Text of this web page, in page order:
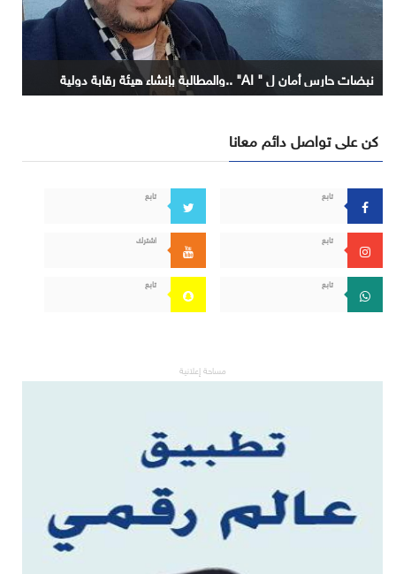
نبضات حارس أمان ل " AI" ..والمطالبة بإنشاء هيئة رقابة دولية
كن على تواصل دائم معانا
تابع تابع
تابع اشترك
تابع تابع
مساحة إعلانية